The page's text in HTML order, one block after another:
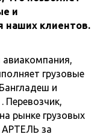
и
наших клиентов.
авиакомпания,
грузовые
и
Перевозчик,
рынке грузовых
АРТЕЛЬ за